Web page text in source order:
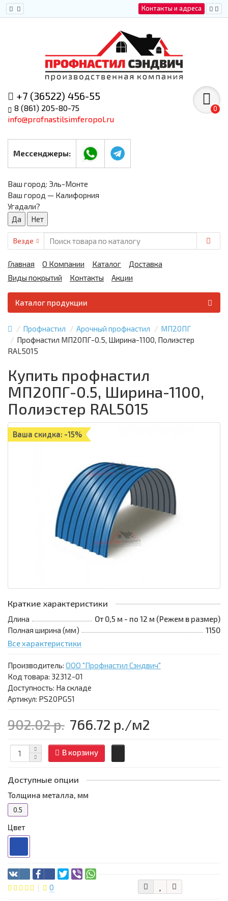
Контакты и адреса
+7 (36522) 456-55
8 (861) 205-80-75
info@profnastilsimferopol.ru
Мессенджеры:
0
Ваш город: Эль-Монте
Ваш город — Калифорния
Угадали?
Везде
Главная О Компании Каталог
Доставка
Виды покрытий
Контакты Акции
Каталог продукции
Профнастил Арочный профнастил
МП20ПГ
Профнастил МП20ПГ-0.5, Ширина-1100, Полиэстер
RAL5015
Купить профнастил
МП20ПГ-0.5, Ширина-1100,
Полиэстер RAL5015
Ваша скидка: -15%
Краткие характеристики
Длина
От 0,5 м - по 12 м (Режем в размер)
Полная ширина (мм)
1150
Все характеристики
Производитель: ООО "Профнастил Сэндвич"
Код товара: 32312-01
Доступность: На складе
Артикул: PS20PG51
902.02 р. 766.72 р./м2
В корзину
Доступные опции
Толщина металла, мм
0.5
Цвет
0